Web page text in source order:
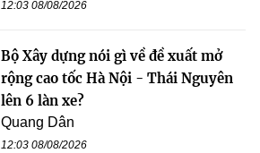
12:03 08/08/2026
Bộ Xây dựng nói gì về đề xuất mở
rộng cao tốc Hà Nội - Thái Nguyên
lên 6 làn xe?
Quang Dân
12:03 08/08/2026